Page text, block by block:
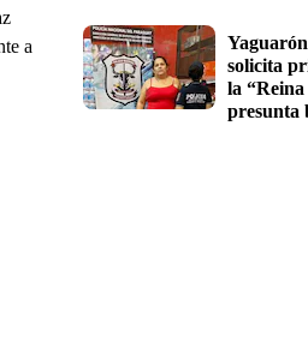
a
solicita
la